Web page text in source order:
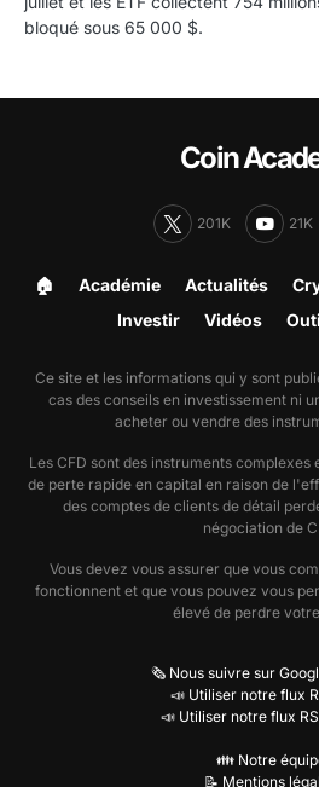
bloqué sous 65 000 $.
Coin
201K 21K
🏠︎ Académie Actualités
Investir Vidéos
Ce site et les informations qui y sont
cas des conseils en investissement ni
acheter ou vendre des
Les CFD sont des instruments
de perte rapide en capital en raison de
des comptes de clients de détail
négociation de
Vous devez vous assurer que vous
fonctionnent et que vous pouvez vous
élevé de perdre
🗞️ Nous suivre sur
📣 Utiliser notre flux
📣 Utiliser notre flux
👪 Notre
📝 Mentions